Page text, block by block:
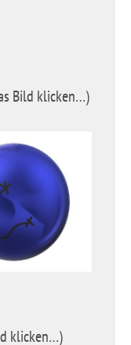
Bild klicken…)
klicken…)